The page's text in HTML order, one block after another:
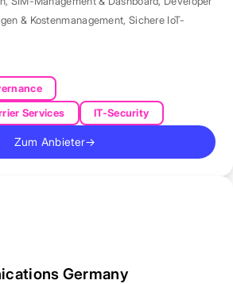
& Kostenmanagement, Sichere IoT-
Services
IT-Security
Zum Anbieter→
Germany